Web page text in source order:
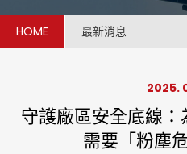
HOME 最新消息
2025.
守護廠區安全底線
需要「粉塵